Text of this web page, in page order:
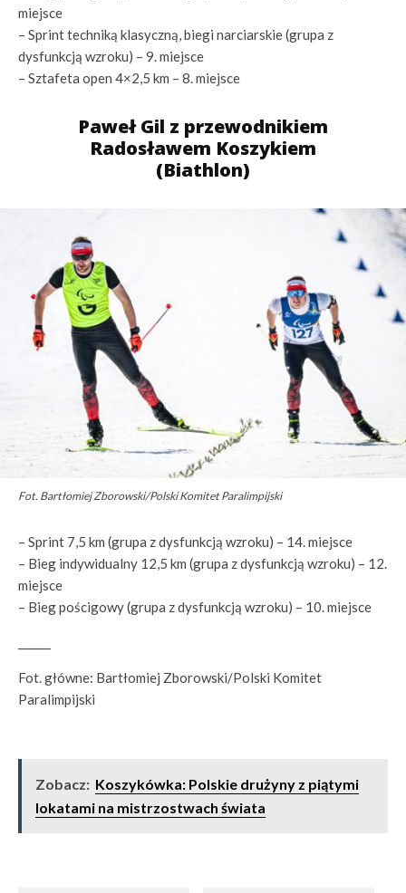
miejsce
– Sprint techniką klasyczną, biegi narciarskie (grupa z
dysfunkcją wzroku) – 9. miejsce
– Sztafeta open 4×2,5 km – 8. miejsce
Paweł Gil z przewodnikiem
Radosławem Koszykiem
(Biathlon)
Fot. Bartłomiej Zborowski/Polski Komitet Paralimpijski
– Sprint 7,5 km (grupa z dysfunkcją wzroku) – 14. miejsce
– Bieg indywidualny 12,5 km (grupa z dysfunkcją wzroku) – 12.
miejsce
– Bieg pościgowy (grupa z dysfunkcją wzroku) – 10. miejsce
Fot. główne: Bartłomiej Zborowski/Polski Komitet
Paralimpijski
Zobacz: Koszykówka: Polskie drużyny z piątymi
lokatami na mistrzostwach świata